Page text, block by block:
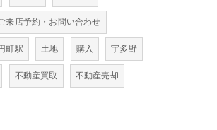
来店予約・お問い合わせ
町駅 土地 購入 宇多野
不動産買取 不動産売却